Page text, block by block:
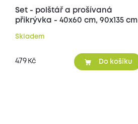
Set - polštář a prošívaná
přikrývka - 40x60 cm, 90x135 cm
Skladem
479 Kč Do košíku